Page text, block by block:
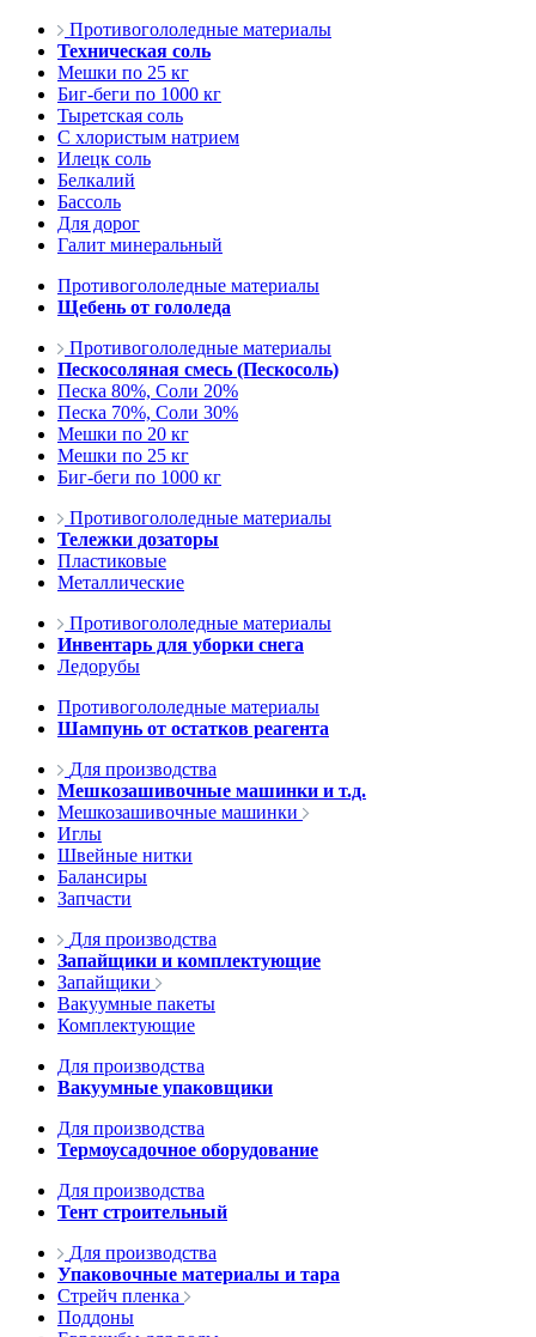
Противогололедные материалы
Техническая соль
Мешки по 25 кг
Биг-беги по 1000 кг
Тыретская соль
С хлористым натрием
Илецк соль
Белкалий
Бассоль
Для дорог
Галит минеральный
Противогололедные материалы
Щебень от гололеда
Противогололедные материалы
Пескосоляная смесь (Пескосоль)
Песка 80%, Соли 20%
Песка 70%, Соли 30%
Мешки по 20 кг
Мешки по 25 кг
Биг-беги по 1000 кг
Противогололедные материалы
Тележки дозаторы
Пластиковые
Металлические
Противогололедные материалы
Инвентарь для уборки снега
Ледорубы
Противогололедные материалы
Шампунь от остатков реагента
Для производства
Мешкозашивочные машинки и т.д.
Мешкозашивочные машинки
Иглы
Швейные нитки
Балансиры
Запчасти
Для производства
Запайщики и комплектующие
Запайщики
Вакуумные пакеты
Комплектующие
Для производства
Вакуумные упаковщики
Для производства
Термоусадочное оборудование
Для производства
Тент строительный
Для производства
Упаковочные материалы и тара
Стрейч пленка
Поддоны